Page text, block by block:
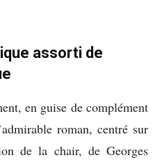
assorti de
en guise de complément
roman, centré sur
de la chair, de Georges